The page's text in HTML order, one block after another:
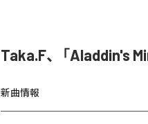
Taka.F、「Aladdin's
新曲情報